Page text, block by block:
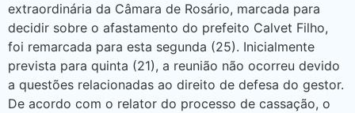
extraordinária da Câmara de Rosário, marcada para
decidir sobre o afastamento do prefeito Calvet Filho,
foi remarcada para esta segunda (25). Inicialmente
prevista para quinta (21), a reunião não ocorreu devido
a questões relacionadas ao direito de defesa do gestor.
De acordo com o relator do processo de cassação, o